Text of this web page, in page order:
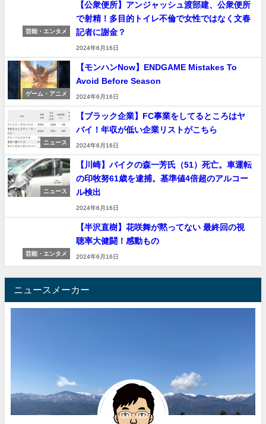
芸能・エンタメ
【公衆便所】アンジャッシュ渡部建、公衆便所
で射精！多目的トイレ不倫で女性ではなく文春
記者に謝金？
2024年6月16日
ゲーム・アニメ
【モンハンNow】ENDGAME Mistakes To
Avoid Before Season
2024年6月16日
ニュース
【ブラック企業】FC事業をしてるところはヤ
バイ！年収が低い企業リストがこちら
2024年6月16日
ニュース
【川崎】バイクの森一芳氏（51）死亡。車運転
の印牧努61歳を逮捕。基準値4倍超のアルコー
ル検出
2024年6月16日
芸能・エンタメ
【半沢直樹】花咲舞が黙ってない 最終回の視
聴率大健闘！感動もの
2024年6月16日
ニュースメーカー